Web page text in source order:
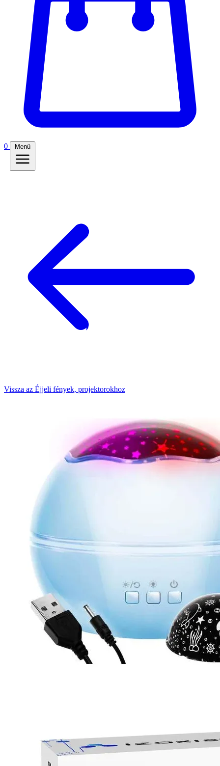
0 Menü
Vissza az Éjjeli fények, projektorokhoz